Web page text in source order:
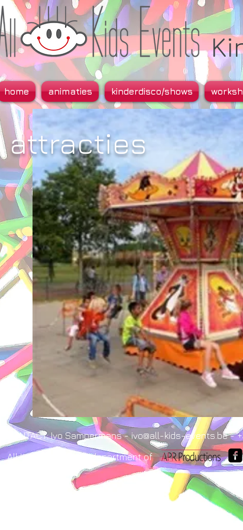
home animaties kinderdisco/shows
attracties
CONTACT: Ivo Sampermans - ivo@all-kids-events.be -
All Kids Events - A department of